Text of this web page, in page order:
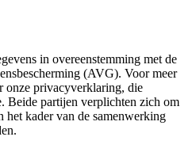
in overeenstemming met de
(AVG). Voor meer
onze privacyverklaring, die
Beide partijen verplichten zich om
kader van de samenwerking